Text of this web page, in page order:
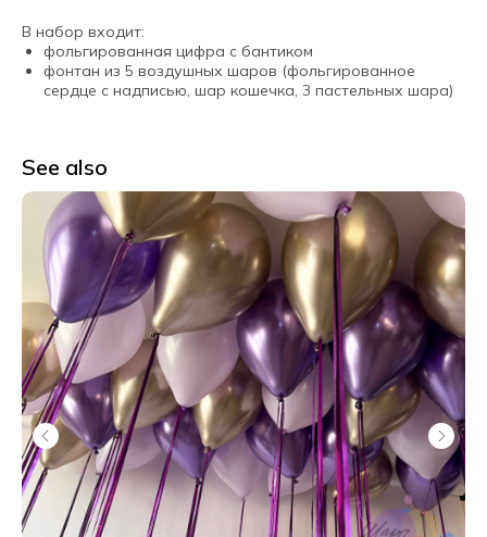
В набор входит:
фольгированная цифра с бантиком
фонтан из 5 воздушных шаров (фольгированное
сердце с надписью, шар кошечка, 3 пастельных шара)
See also